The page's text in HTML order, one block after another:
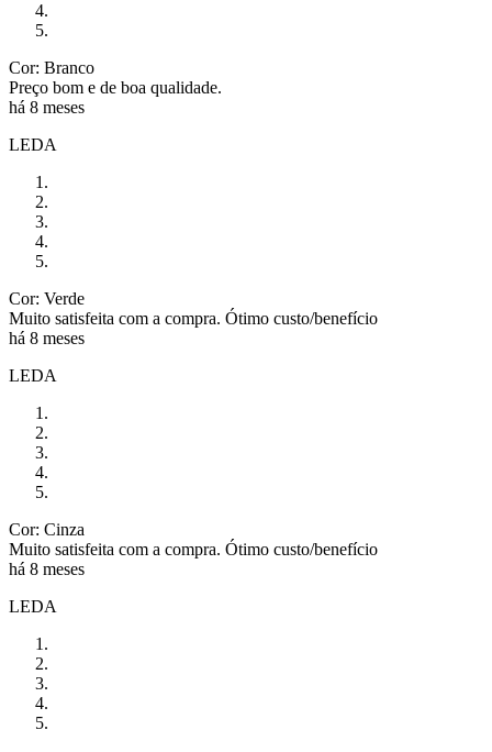
Cor: Branco
Preço bom e de boa qualidade.
há 8 meses
LEDA
Cor: Verde
Muito satisfeita com a compra. Ótimo custo/benefício
há 8 meses
LEDA
Cor: Cinza
Muito satisfeita com a compra. Ótimo custo/benefício
há 8 meses
LEDA